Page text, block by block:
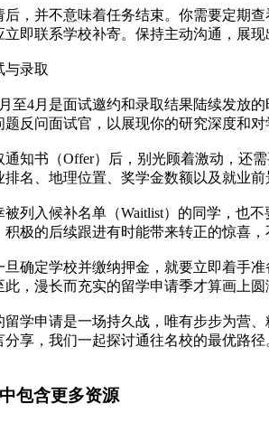
后，并不意味着任务结束。你需要定期
立即联系学校补寄。保持主动沟通，展现
与录取
至4月是面试邀约和录取结果陆续发放
题反问面试官，以展现你的研究深度和对
通知书（Offer）后，别光顾着激动，还
排名、地理位置、奖学金数额以及就业
被列入候补名单（Waitlist）的同学，也
积极的后续跟进有时能带来转正的惊喜
旦确定学校并缴纳押金，就要立即着手
此，漫长而充实的留学申请季才算画上圆
留学申请是一场持久战，唯有步步为营
分享，我们一起探讨通往名校的最优路径
包含更多资源